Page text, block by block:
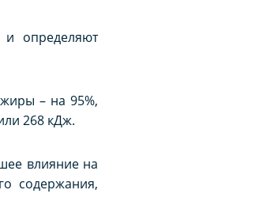
определяют
– на 95%,
268 кДж.
влияние на
содержания,